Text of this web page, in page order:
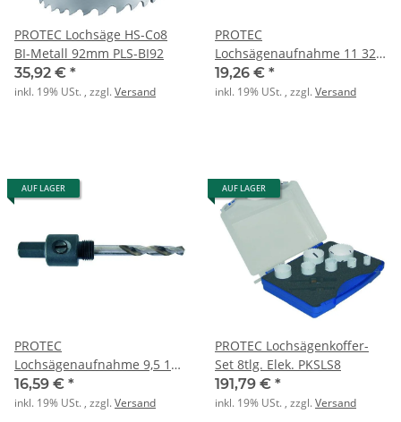
PROTEC Lochsäge HS-Co8
BI-Metall 92mm PLS-BI92
35,92 € *
inkl. 19% USt. , zzgl.Versand
PROTEC
Lochsägenaufnahme 11 32-
210 PLSA11
19,26 € *
inkl. 19% USt. , zzgl.Versand
AUF LAGER
PROTEC
Lochsägenaufnahme 9,5 14-
30 PLSA95
16,59 € *
inkl. 19% USt. , zzgl.Versand
AUF LAGER
PROTEC Lochsägenkoffer-
Set 8tlg. Elek. PKSLS8
191,79 € *
inkl. 19% USt. , zzgl.Versand